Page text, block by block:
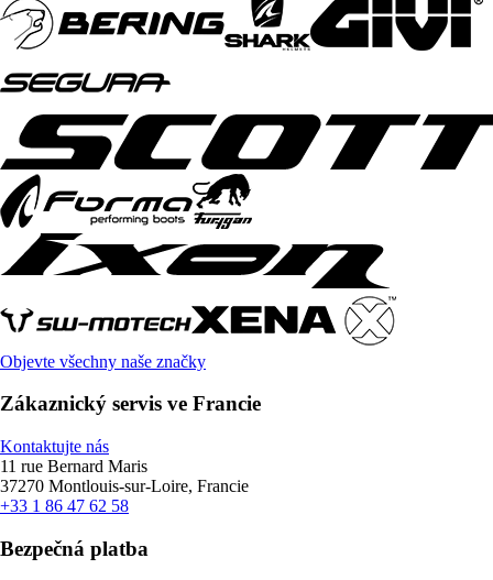
Objevte všechny naše značky
Zákaznický servis ve Francie
Kontaktujte nás
11 rue Bernard Maris
37270 Montlouis-sur-Loire, Francie
+33 1 86 47 62 58
Bezpečná platba